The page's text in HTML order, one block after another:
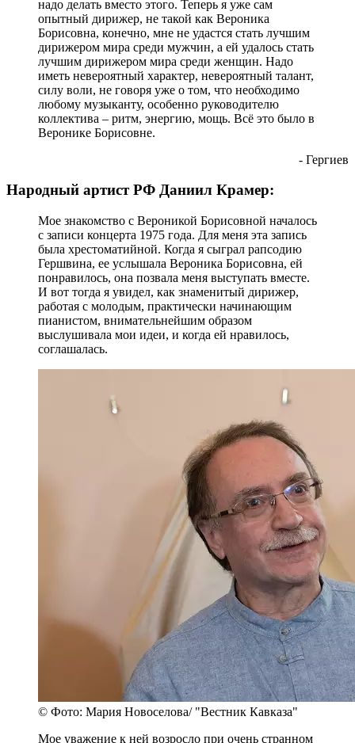
надо делать вместо этого. Теперь я уже сам
опытный дирижер, не такой как Вероника
Борисовна, конечно, мне не удастся стать лучшим
дирижером мира среди мужчин, а ей удалось стать
лучшим дирижером мира среди женщин. Надо
иметь невероятный характер, невероятный талант,
силу воли, не говоря уже о том, что необходимо
любому музыканту, особенно руководителю
коллектива – ритм, энергию, мощь. Всё это было в
Веронике Борисовне.
- Гергиев
Народный артист РФ Даниил Крамер:
Мое знакомство с Вероникой Борисовной началось
с записи концерта 1975 года. Для меня эта запись
была хрестоматийной. Когда я сыграл рапсодию
Гершвина, ее услышала Вероника Борисовна, ей
понравилось, она позвала меня выступать вместе.
И вот тогда я увидел, как знаменитый дирижер,
работая с молодым, практически начинающим
пианистом, внимательнейшим образом
выслушивала мои идеи, и когда ей нравилось,
соглашалась.
© Фото: Мария Новоселова/ "Вестник Кавказа"
Мое уважение к ней возросло при очень странном